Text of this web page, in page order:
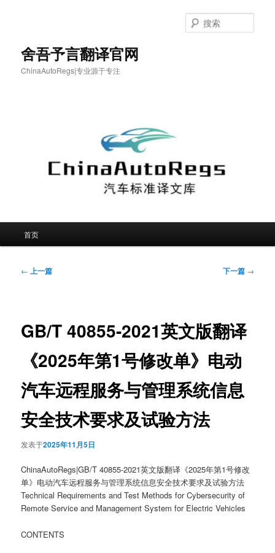
舍吾予言翻译官网
ChinaAutoRegs|专业源于专注
索
首页
文
← 上一篇 下一篇 →
GB/T 40855-2021英文版翻译
《2025年第1号修改单》电动
汽车远程服务与管理系统信息
安全技术要求及试验方法
发表于2025年11月5日
ChinaAutoRegs|GB/T 40855-2021英文版翻译《2025年第1号修改
单》电动汽车远程服务与管理系统信息安全技术要求及试验方法
Technical Requirements and Test Methods for Cybersecurity of
Remote Service and Management System for Electric Vehicles
CONTENTS